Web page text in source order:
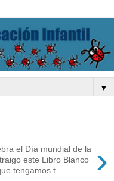
▼
›
el Día mundial de la
este Libro Blanco
tengamos t...